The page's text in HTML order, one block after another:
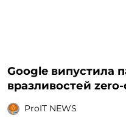
Google випустила
вразливостей
ProIT NEWS